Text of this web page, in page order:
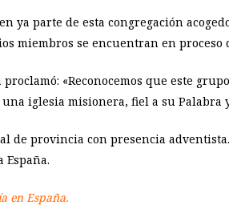
ya parte de esta congregación
miembros se encuentran en
«Reconocemos que este
iglesia misionera, fiel a su Palabra
provincia con presencia
en España.